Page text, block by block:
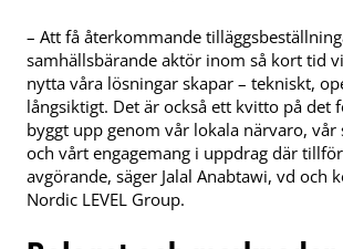
– Att få återkommande
samhällsbärande aktör inom så kort tid
nytta våra lösningar skapar – tekniskt,
långsiktigt. Det är också ett kvitto på det
byggt upp genom vår lokala närvaro, vår
och vårt engagemang i uppdrag där
avgörande, säger Jalal Anabtawi, vd och
Nordic LEVEL Group.